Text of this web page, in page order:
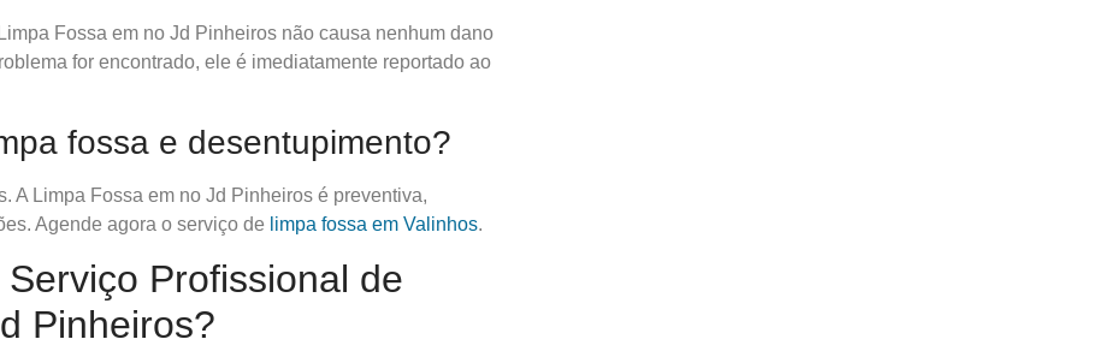
Fossa em no Jd Pinheiros não causa nenhum dano
for encontrado, ele é imediatamente reportado ao
fossa e desentupimento?
A Limpa Fossa em no Jd Pinheiros é preventiva,
Agende agora o serviço de limpa fossa em Valinhos.
Profissional de
Pinheiros?